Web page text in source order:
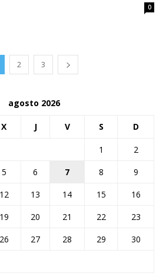
0
2 3
agosto 2026
X J V S D
1
2
5 6 7 8
9
12 13 14 15
16
19 20 21 22
23
26 27 28 29
30